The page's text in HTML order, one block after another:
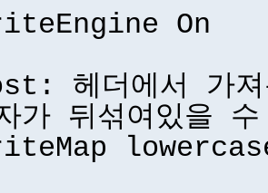
On
헤더에서 가져
가 뒤섞여있을